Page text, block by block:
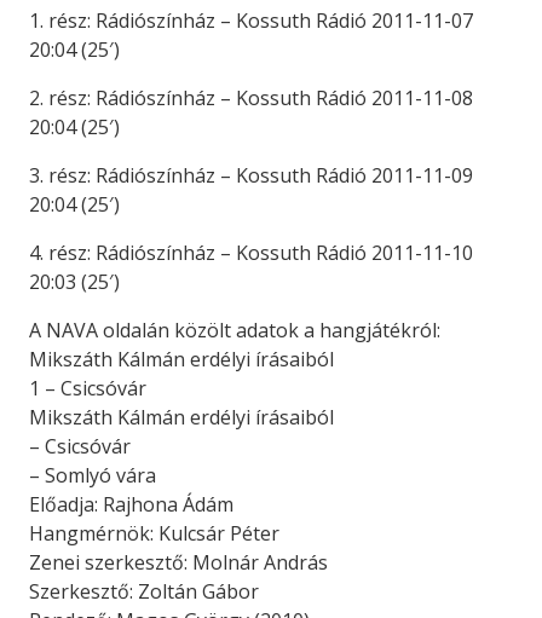
1. rész: Rádiószínház – Kossuth Rádió 2011-11-07
20:04 (25′)
2. rész: Rádiószínház – Kossuth Rádió 2011-11-08
20:04 (25′)
3. rész: Rádiószínház – Kossuth Rádió 2011-11-09
20:04 (25′)
4. rész: Rádiószínház – Kossuth Rádió 2011-11-10
20:03 (25′)
A NAVA oldalán közölt adatok a hangjátékról:
Mikszáth Kálmán erdélyi írásaiból
1 – Csicsóvár
Mikszáth Kálmán erdélyi írásaiból
– Csicsóvár
– Somlyó vára
Előadja: Rajhona Ádám
Hangmérnök: Kulcsár Péter
Zenei szerkesztő: Molnár András
Szerkesztő: Zoltán Gábor